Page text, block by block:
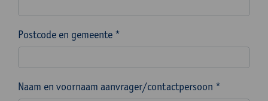
Postcode en gemeente *
Naam en voornaam aanvrager/contactpersoon *